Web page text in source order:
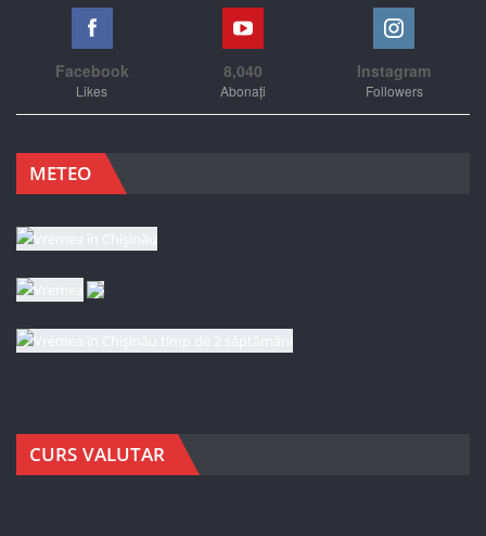
Facebook
Likes
8,040
Abonați
Instagram
Followers
METEO
CURS VALUTAR